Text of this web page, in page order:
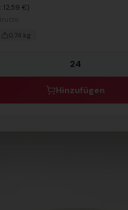
12,59 €)
0.74 kg
Hinzufügen